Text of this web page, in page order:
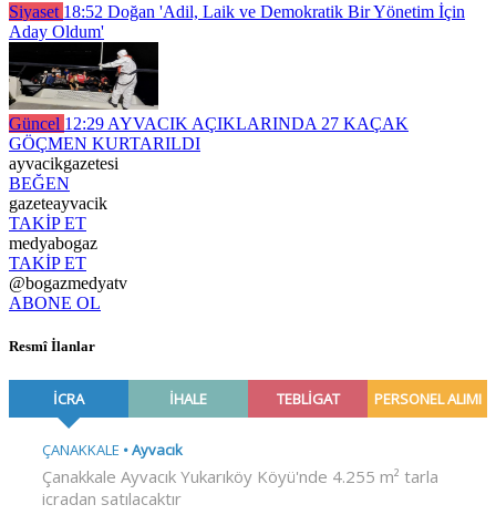
Siyaset 18:52 Doğan 'Adil, Laik ve Demokratik Bir Yönetim İçin
Aday Oldum'
Güncel 12:29 AYVACIK AÇIKLARINDA 27 KAÇAK
GÖÇMEN KURTARILDI
ayvacikgazetesi
BEĞEN
gazeteayvacik
TAKİP ET
medyabogaz
TAKİP ET
@bogazmedyatv
ABONE OL
Resmî İlanlar